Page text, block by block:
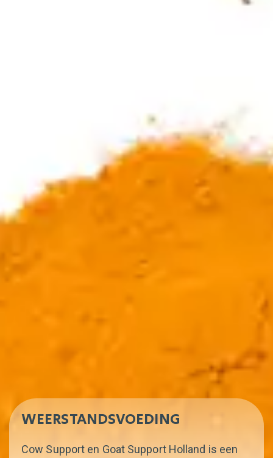
WEERSTANDSVOEDING
Cow Support en Goat Support Holland is een